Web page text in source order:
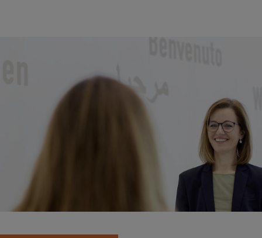
Bewerben und durchstarten
Du hast bereits den passenden Lehrberuf für dich gefunden?
Dann leg los und schau dir unsere offenen Lehrstellen an. Wir
freuen uns auf deine Bewerbung!